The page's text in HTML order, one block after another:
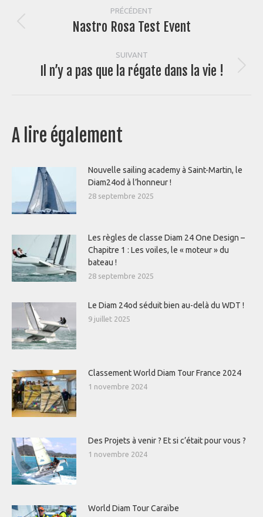
PRÉCÉDENT
Article
:
Nastro Rosa Test Event
SUIVANT
Article
Il n’y a pas que la régate dans la vie !
A lire également
Nouvelle sailing academy à Saint-Martin, le
Diam24od à l’honneur !
28 septembre 2025
Les règles de classe Diam 24 One Design –
Chapitre 1 : Les voiles, le « moteur » du
bateau !
28 septembre 2025
Le Diam 24od séduit bien au-delà du WDT !
9 juillet 2025
Classement World Diam Tour France 2024
1 novembre 2024
Des Projets à venir ? Et si c’était pour vous ?
1 novembre 2024
World Diam Tour Caraïbe